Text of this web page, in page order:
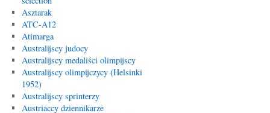
Asztarak
ATC-A12
Atimarga
Australijscy judocy
Australijscy medaliści olimpijscy
Australijscy olimpijczycy (Helsinki
1952)
Australijscy sprinterzy
Austriaccy dziennikarze